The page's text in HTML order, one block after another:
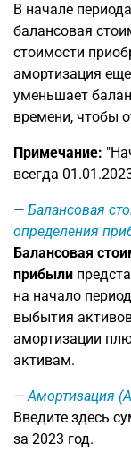
В начале
балансовая
стоимости
амортизация
уменьшает
времени, чтобы
Примечание:
всегда
Балансовая
определения
Балансовая
прибыли
на начало
выбытия
амортизации
активам.
Амортизация
Введите здесь
за 2023 год.